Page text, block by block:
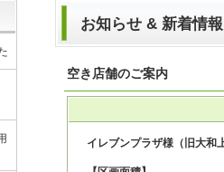
お知らせ & 新着情報
空き店舗のご案内
イレブンプラザ様（旧大和